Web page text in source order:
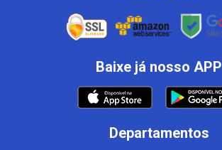
Baixe já nosso APP
Departamentos